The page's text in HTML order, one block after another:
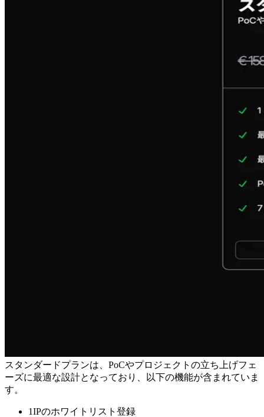
スタンダードプランは、PoCやプロジェクトの立ち上げフェ
ーズに最適な設計となっており、以下の機能が含まれていま
す。
1IPのホワイトリスト登録